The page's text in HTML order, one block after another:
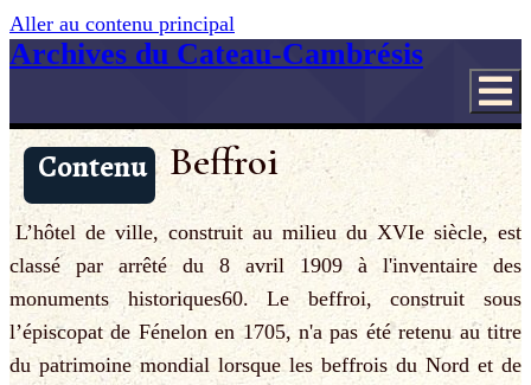
Aller au contenu principal
Archives du Cateau-Cambrésis
Contenu Beffroi
L’hôtel de ville, construit au milieu du XVIe siècle, est
classé par arrêté du 8 avril 1909 à l'inventaire des
monuments historiques60. Le beffroi, construit sous
l’épiscopat de Fénelon en 1705, n'a pas été retenu au titre
du patrimoine mondial lorsque les beffrois du Nord et de